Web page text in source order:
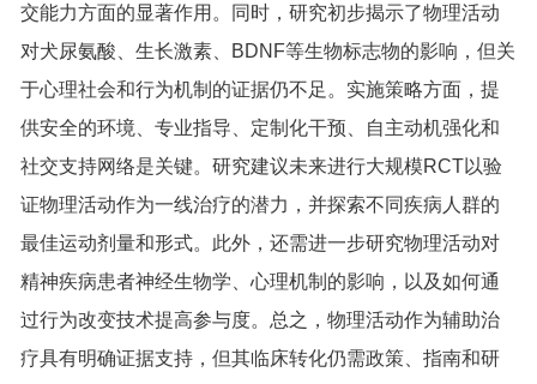
交能力方面的显著作用。同时，研究初步揭示了物理活动
对犬尿氨酸、生长激素、BDNF等生物标志物的影响，但关
于心理社会和行为机制的证据仍不足。实施策略方面，提
供安全的环境、专业指导、定制化干预、自主动机强化和
社交支持网络是关键。研究建议未来进行大规模RCT以验
证物理活动作为一线治疗的潜力，并探索不同疾病人群的
最佳运动剂量和形式。此外，还需进一步研究物理活动对
精神疾病患者神经生物学、心理机制的影响，以及如何通
过行为改变技术提高参与度。总之，物理活动作为辅助治
疗具有明确证据支持，但其临床转化仍需政策、指南和研